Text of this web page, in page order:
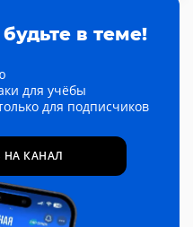
в теме!
для учёбы
для подписчиков
КАНАЛ